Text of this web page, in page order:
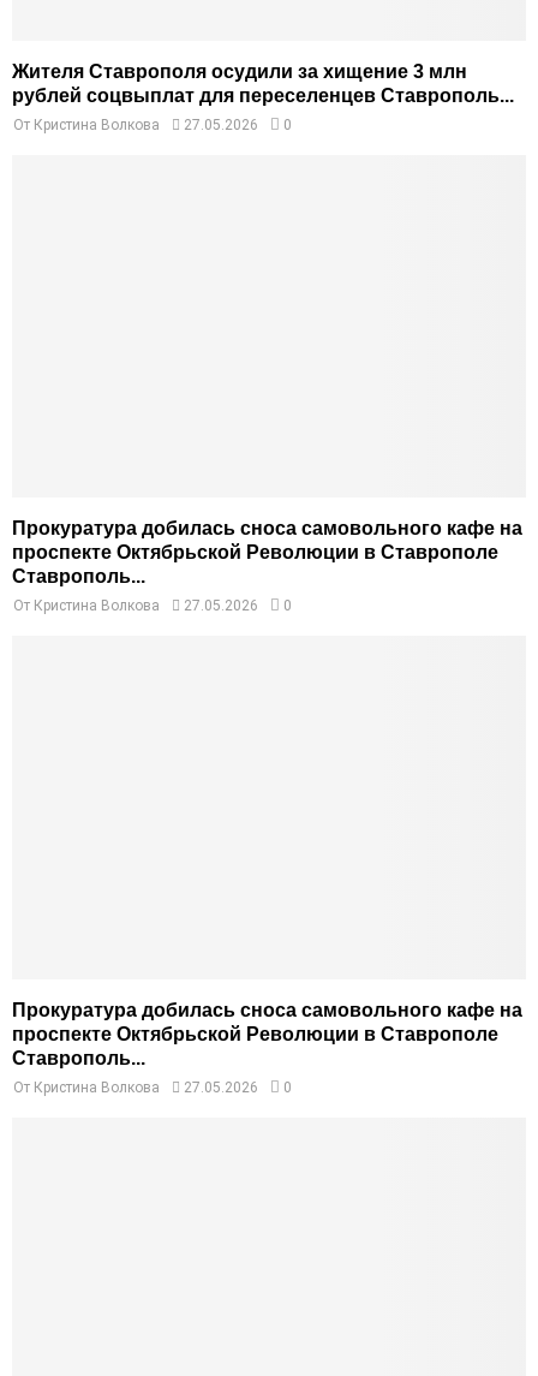
Жителя Ставрополя осудили за хищение 3 млн
рублей соцвыплат для переселенцев Ставрополь...
От Кристина Волкова 27.05.2026 0
Прокуратура добилась сноса самовольного кафе на
проспекте Октябрьской Революции в Ставрополе
Ставрополь...
От Кристина Волкова 27.05.2026 0
Прокуратура добилась сноса самовольного кафе на
проспекте Октябрьской Революции в Ставрополе
Ставрополь...
От Кристина Волкова 27.05.2026 0